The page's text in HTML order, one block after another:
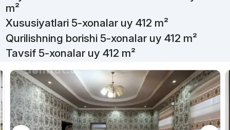
m²
Xususiyatlari 5-xonalar uy 412 m²
Qurilishning borishi 5-xonalar uy 412 m²
Tavsif 5-xonalar uy 412 m²